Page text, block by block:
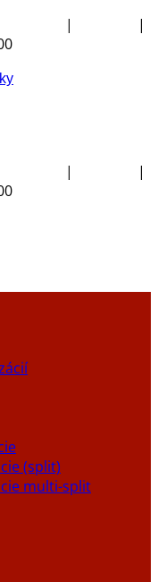
|
|
|
|
(split)
multi-split